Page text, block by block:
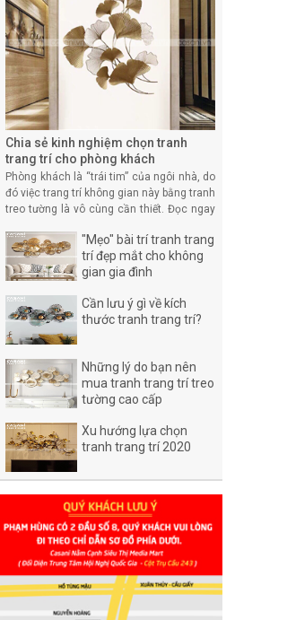
Chia sẻ kinh nghiệm chọn tranh
trang trí cho phòng khách
Phòng khách là “trái tim” của ngôi nhà, do
đó việc trang trí không gian này bằng tranh
treo tường là vô cùng cần thiết. Đọc ngay
kinh nghiệm chọn tranh trang t
"Mẹo" bài trí tranh trang
trí đẹp mắt cho không
gian gia đình
Cần lưu ý gì về kích
thước tranh trang trí?
Những lý do bạn nên
mua tranh trang trí treo
tường cao cấp
Xu hướng lựa chọn
tranh trang trí 2020